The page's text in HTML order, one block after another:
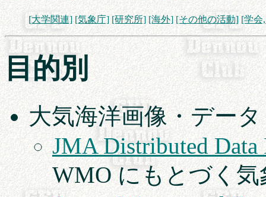
[大学関連] [気象庁] [研究所] [海外] [その他の活動] [学会
目的別
大気海洋画像・データ
JMA Distributed Data
WMO にもとづく